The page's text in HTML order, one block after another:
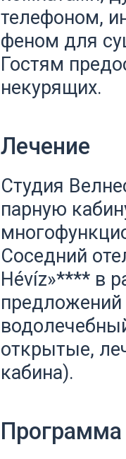
телефоном,
феном для
Гостям
некурящих.
Лечение
Студия
парную
Соседний
Hévíz»**** в
предложений
открытые,
кабина).